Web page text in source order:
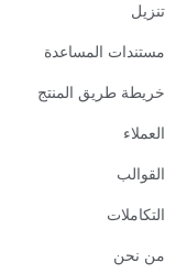
تنزيل
مستندات المساعدة
خريطة طريق المنتج
العملاء
القوالب
التكاملات
من نحن